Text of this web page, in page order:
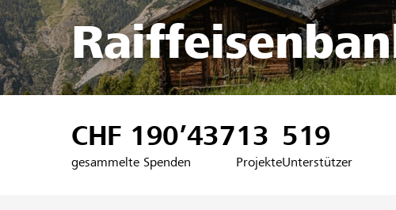
CHF 190’437
gesammelte Spenden
13
Projekte
519
Unterstützer